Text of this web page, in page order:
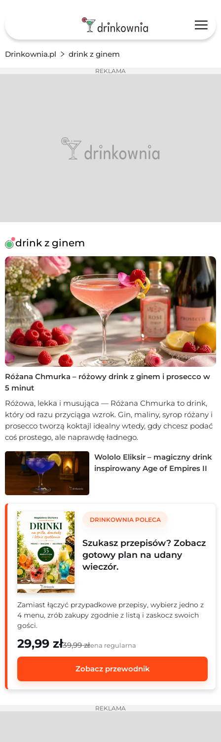
Drinkownia.pl drink z ginem
REKLAMA
drink z ginem
Różana Chmurka – różowy drink z ginem i prosecco w
5 minut
Różowa, lekka i musująca — Różana Chmurka to drink,
który od razu przyciąga wzrok. Gin, maliny, syrop różany i
prosecco tworzą koktajl idealny wtedy, gdy chcesz podać
coś prostego, ale naprawdę ładnego.
Wololo Eliksir – magiczny drink
inspirowany Age of Empires II
DRINKOWNIA POLECA
Szukasz przepisów? Zobacz
gotowy plan na udany
wieczór.
Zamiast łączyć przypadkowe przepisy, wybierz jedno z
4 menu, zrób zakupy zgodnie z listą i zaskocz swoich
gości.
29,99 zł39,99 złcena regularna
Zobacz przewodnik
REKLAMA